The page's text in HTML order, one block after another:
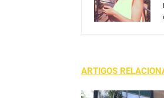
ARTIGOS